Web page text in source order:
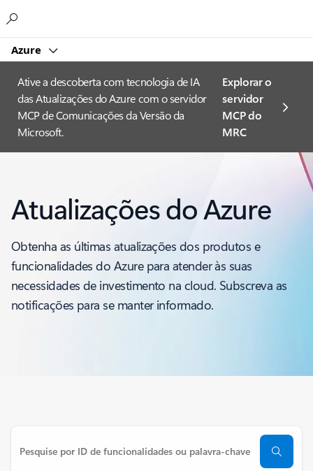
Azure
Ative a descoberta com tecnologia de IA
das Atualizações do Azure com o servidor
MCP de Comunicações da Versão da
Microsoft.
Explorar o
servidor
MCP do
MRC
Atualizações do Azure
Obtenha as últimas atualizações dos produtos e
funcionalidades do Azure para atender às suas
necessidades de investimento na cloud. Subscreva as
notificações para se manter informado.